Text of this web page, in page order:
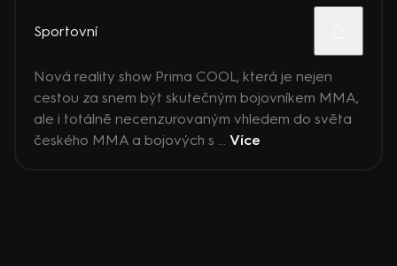
Sportovní
Nová reality show Prima COOL, která je nejen
cestou za snem být skutečným bojovníkem MMA,
ale i totálně necenzurovaným vhledem do světa
českého MMA a bojových s ... Více